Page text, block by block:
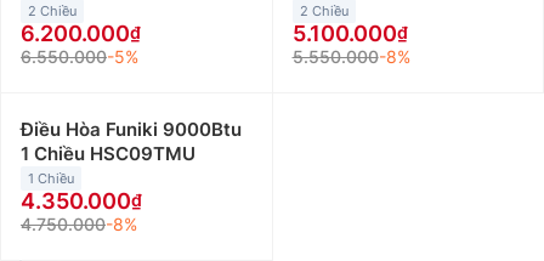
2 Chiều
6.200.000
6.550.000-5%
2 Chiều
5.100.000
5.550.000-8%
Điều Hòa Funiki 9000Btu
1 Chiều HSC09TMU
1 Chiều
4.350.000
4.750.000-8%